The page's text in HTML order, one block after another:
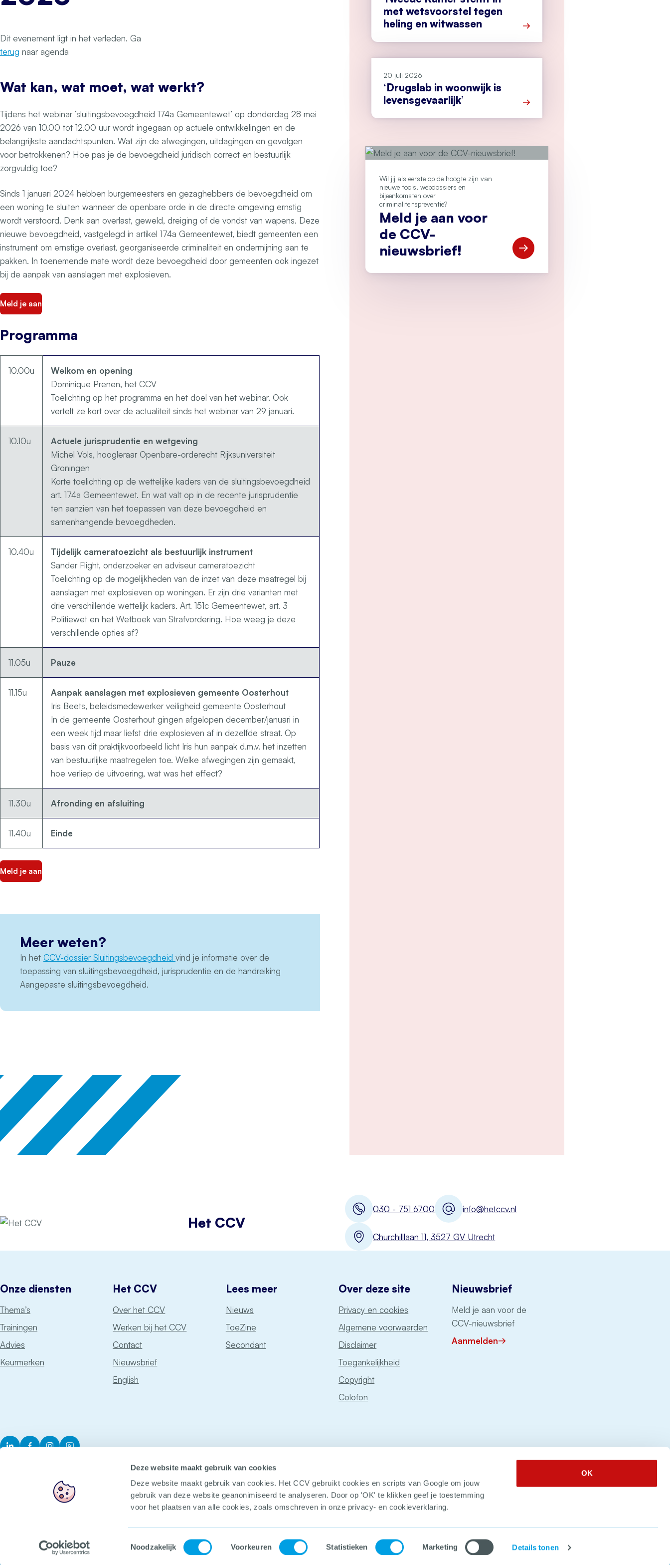
Deze website maakt gebruik van cookies
Deze website maakt gebruik van cookies. Het CCV gebruikt cookies en scripts van Google om jouw
gebruik van deze website geanonimiseerd te analyseren. Door op 'OK' te klikken geef je toestemming
voor het plaatsen van alle cookies, zoals omschreven in onze privacy- en cookieverklaring.
Toestemmingsselectie
Noodzakelijk Voorkeuren Statistieken Marketing Details tonen
OK
Dit evenement ligt in het verleden. Ga
terug naar agenda
Wat kan, wat moet, wat werkt?
Tijdens het webinar ‘sluitingsbevoegdheid 174a Gemeentewet’ op donderdag 28 mei
2026 van 10.00 tot 12.00 uur wordt ingegaan op actuele ontwikkelingen en de
belangrijkste aandachtspunten. Wat zijn de afwegingen, uitdagingen en gevolgen
voor betrokkenen? Hoe pas je de bevoegdheid juridisch correct en bestuurlijk
zorgvuldig toe?
Sinds 1 januari 2024 hebben burgemeesters en gezaghebbers de bevoegdheid om
een woning te sluiten wanneer de openbare orde in de directe omgeving ernstig
wordt verstoord. Denk aan overlast, geweld, dreiging of de vondst van wapens. Deze
nieuwe bevoegdheid, vastgelegd in artikel 174a Gemeentewet, biedt gemeenten een
instrument om ernstige overlast, georganiseerde criminaliteit en ondermijning aan te
pakken. In toenemende mate wordt deze bevoegdheid door gemeenten ook ingezet
bij de aanpak van aanslagen met explosieven.
Meld je aan
Programma
10.00u
Welkom en opening
Dominique Prenen, het CCV
Toelichting op het programma en het doel van het webinar. Ook
vertelt ze kort over de actualiteit sinds het webinar van 29 januari.
10.10u
Actuele jurisprudentie en wetgeving
Michel Vols, hoogleraar Openbare-orderecht Rijksuniversiteit
Groningen
Korte toelichting op de wettelijke kaders van de sluitingsbevoegdheid
art. 174a Gemeentewet. En wat valt op in de recente jurisprudentie
ten aanzien van het toepassen van deze bevoegdheid en
samenhangende bevoegdheden.
10.40u
Tijdelijk cameratoezicht als bestuurlijk instrument
Sander Flight, onderzoeker en adviseur cameratoezicht
Toelichting op de mogelijkheden van de inzet van deze maatregel bij
aanslagen met explosieven op woningen. Er zijn drie varianten met
drie verschillende wettelijk kaders. Art. 151c Gemeentewet, art. 3
Politiewet en het Wetboek van Strafvordering. Hoe weeg je deze
verschillende opties af?
11.05u Pauze
11.15u
Aanpak aanslagen met explosieven gemeente Oosterhout
Iris Beets, beleidsmedewerker veiligheid gemeente Oosterhout
In de gemeente Oosterhout gingen afgelopen december/januari in
een week tijd maar liefst drie explosieven af in dezelfde straat. Op
basis van dit praktijkvoorbeeld licht Iris hun aanpak d.m.v. het inzetten
van bestuurlijke maatregelen toe. Welke afwegingen zijn gemaakt,
hoe verliep de uitvoering, wat was het effect?
11.30u Afronding en afsluiting
11.40u Einde
Meld je aan
Meer weten?
In het CCV-dossier Sluitingsbevoegdheid vind je informatie over de
toepassing van sluitingsbevoegdheid, jurisprudentie en de handreiking
Aangepaste sluitingsbevoegdheid.
met wetsvoorstel tegen
heling en witwassen
20 juli 2026
‘Drugslab in woonwijk is
levensgevaarlijk’
Wil jij als eerste op de hoogte zijn van
nieuwe tools, webdossiers en
bijeenkomsten over
criminaliteitspreventie?
Meld je aan voor
de CCV-
nieuwsbrief!
Open Meld je aan voor de CCV-
030 - 751 6700 info@hetccv.nl
Churchilllaan 11, 3527 GV Utrecht
Het CCV
Onze diensten
Thema’s
Trainingen
Advies
Keurmerken
Het CCV
Over het CCV
Werken bij het CCV
Contact
Nieuwsbrief
English
Lees meer
Nieuws
ToeZine
Secondant
Over deze site
Privacy en cookies
Algemene voorwaarden
Disclaimer
Toegankelijkheid
Copyright
Colofon
Nieuwsbrief
Meld je aan voor de
CCV-nieuwsbrief
Aanmelden
LinkedInFacebookInstagramYouTube
Voorop in veilig
© Copyright 2026. Alle rechten voorbehouden